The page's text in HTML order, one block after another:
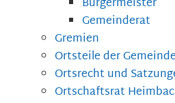
Gemeinderat
Gremien
Ortsteile der Gemeinde
Ortsrecht und
Ortschaftsrat